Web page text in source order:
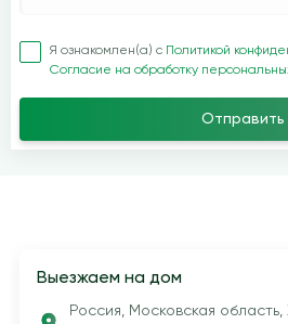
Я ознакомлен(а) с Политикой
Согласие на обработку
Отправить
Выезжаем на дом
Россия, Московская область,